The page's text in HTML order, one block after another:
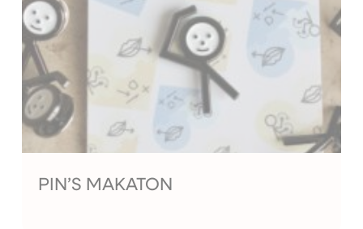
PIN’S MAKATON